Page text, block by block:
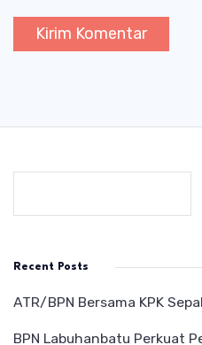
Recent Posts
ATR/BPN Bersama KPK
BPN Labuhanbatu Perkuat